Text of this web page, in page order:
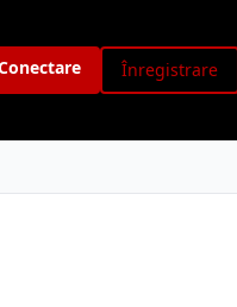
Înregistrare